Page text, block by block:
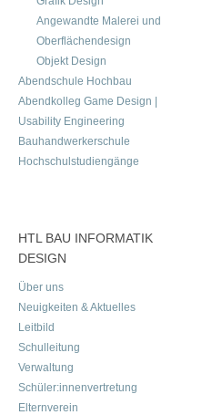
Angewandte Malerei und
Oberflächendesign
Objekt Design
Abendschule Hochbau
Abendkolleg Game Design |
Usability Engineering
Bauhandwerkerschule
Hochschulstudiengänge
HTL BAU INFORMATIK
DESIGN
Über uns
Neuigkeiten & Aktuelles
Leitbild
Schulleitung
Verwaltung
Schüler:innenvertretung
Elternverein